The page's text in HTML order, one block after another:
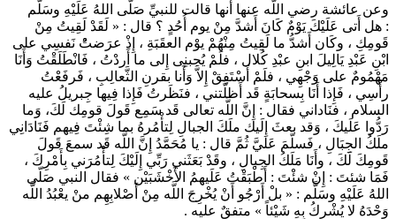
وعن عائشة رضي اللَّه عنها أَنها قالت للنبيِّ صَلّى اللهُ عَلَيْهِ وسَلَّم
: هل أَتى عَلَيْكَ يَوْمٌ كَانَ أَشدَّ مِنْ يوم أُحُدٍ ؟ قال : « لَقَدْ لَقِيتُ مِنْ
قَومِكِ ، وكَان أَشدُّ ما لَقِيتُ مِنْهُمْ يوْم العقَبَةِ ، إِذْ عرَضتُْ نَفسِي على
ابْنِ عَبْدِ يَالِيلَ ابنِ عبْدِ كُلال ، فلَمْ يُجبنِى إِلى ما أَردْتُ ، فَانْطَلَقْتُ وَأَنَا
مَهْمُومٌ على وَجْهِي ، فلَمْ أَسْتَفِقْ إِلاَّ وَأَنا بقرنِ الثَّعالِبِ ، فَرفَعْتُ
رأْسِي ، فَإِذا أَنَا بِسحابَةٍ قَد أَظلَّتني ، فنَظَرتُ فَإِذا فِيها جِبريلُ عليه
السلام ، فنَاداني فقال : إِنَّ اللَّه تعالى قَد سَمِع قَولَ قومِك لَكَ، وَما
رَدُّوا عَلَيكَ ، وَقد بعثَ إِلَيك ملَكَ الجبالِ لِتأْمُرهُ بما شِئْتَ فِيهم فَنَادَانِي
ملَكُ الجِبَالِ ، فَسلَّمَ عَليَّ ثُمَّ قال : يا مُحَمَّدُ إِنَّ اللَّه قَد سمعَ قَولَ
قَومِكَ لَكَ ، وأَنَا مَلَكُ الجِبالِ ، وقَدْ بَعَثَني رَبِّي إِلَيْكَ لِتأْمُرَني بِأَمْرِكَ ،
فَمَا شئتَ : إِنْ شئْتَ : أَطْبَقْتُ عَلَيهمُ الأَخْشَبَيْن » فقال النبي صَلّى
اللهُ عَلَيْهِ وسَلَّم : « بلْ أَرْجُو أَنْ يُخْرِجَ اللَّه مِنْ أَصْلابِهِم منْ يعْبُدُ اللَّه
وَحْدَهُ لا يُشْرِكُ بِهِ شَيْئاً » متفقٌ عليه .